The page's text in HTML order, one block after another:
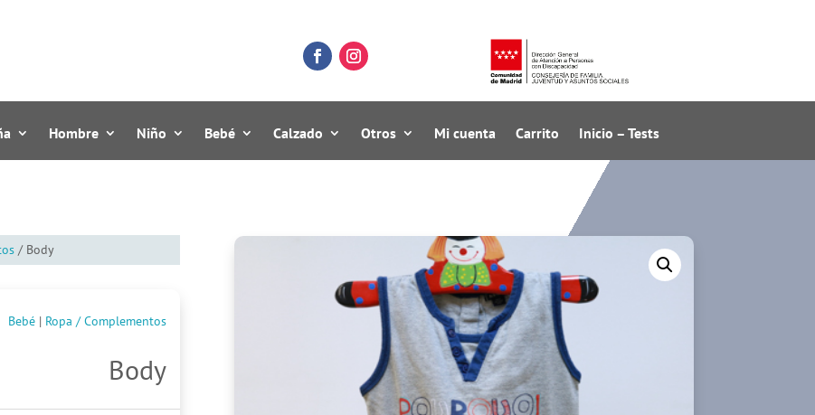
Hombre Niño Bebé Calzado Otros Mi cuenta Carrito Inicio – Tests
/ Body
Bebé | Ropa / Complementos
Body